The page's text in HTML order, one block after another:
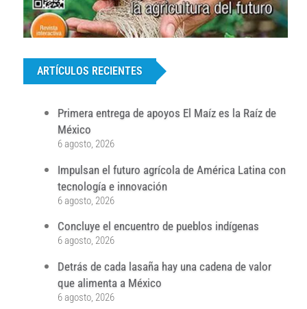
ARTÍCULOS RECIENTES
Primera entrega de apoyos El Maíz es la Raíz de
México
6 agosto, 2026
Impulsan el futuro agrícola de América Latina con
tecnología e innovación
6 agosto, 2026
Concluye el encuentro de pueblos indígenas
6 agosto, 2026
Detrás de cada lasaña hay una cadena de valor
que alimenta a México
6 agosto, 2026